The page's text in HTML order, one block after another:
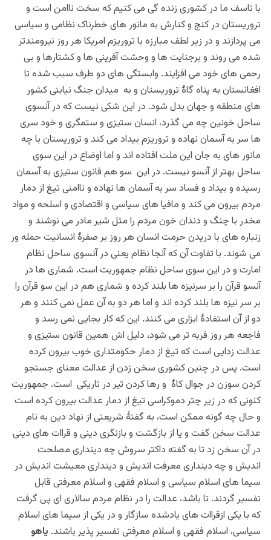
با تاسف ما در کشوری زنده گی می کنیم که سخت ناامن است و
تروریستان در کنج و کنارش به مانور های خطرناک نظامی و سیاسی
می پردازند و در زیر لطف مبارزه با تروریزم امریکا هر روز نیرومندتر
شده می روند و برجنایت ها و وحشت آفرینی ها و کشتارها و بی
رحمی های خود می افزایند. وابستگی های دو طرف سبب شده تا
افغانستان به پناه گاۀ تروریستان و به میدان جنگ نیابتی کشور
های منطقه و جهان بدل شود. در این شکی نیست که در آنسوی
ساحل خونین چه می گذرد، انسان ستیزی و ستمگری و خود سری
ها سر به آسمان نهاده و تروریزم بیداد می کند و تروریستان با چه
مانور های به جان این ملت افتاده اند و اما اوضاع در این سوی
ساحل بهتر از آنسو نیست. در این سو هم قانون ستیزی به آسمان
رسیده و بیداد و فساد سر به آسمان ها نهاده و ناامنی تیغ از دمار
مردم بیرون می کند و مافیا های سیاسی و اقتصادی و اسلحه و مواد
مخدر با چنگ و دندان خون مردم را مثل شیر مادر می نوشند و
زنباره های با دریدن حرمت انسان هر روز بر صفرۀ انسانیت حمله ور
می شوند. با تفاوت آن که آنجا نظام یعنی در آنسوی ساحل نظام
امارت و در این سوی ساحل نظام جمهوریت است. شماری ها در
آنسو قرآن را بر سرنیزه ها بلند کرده و شماری هم در این سو قرآن را
بر سر نیزه ها بلند کرده اند و اما هر دو به آن عمل نمی کنند و هر
دو از آن استفادۀ ابزاری می کنند. این که کار بجایی نمی رسد و
فاجعه هر روز فربه تر می شود، دلیل اش همین قانون ستیزی و
عدالت زدایی است که تیغ از دمار حکومتداری خوب بیرون کرده
است. پس در چنین کشوری سخن زدن از عدالت معنای جستجو
کردن سوزن در جوال کاۀ و رها کردن تیر در تاریکی است. جمهوریت
کنونی که در زیر چتر دموکراسی تیغ از دمار عدالت بیرون کرده است
و حال چه گونه ممکن است، به گفتۀ شریعتی از نهاد دین به نام
عدالت سخن گفت و یا از بازگشت و بازنگری دینی و قراات های دینی
در آن سخن زد تا به گفته داکتر سروش چه دینداری مصلحت
اندیش و چه دینداری معرفت اندیش و دینداری معیشت اندیش در
سیما های اسلام سیاسی و اسلام فقهی و اسلام معرفتی قابل
تفسیر گردند. تا باشد، عدالت را در نظام مردم سالاری ای پی گرفت
که با یکی ازقراات های یادشده سازگار و در یکی از سیما های اسلام
سیاسی، اسلام فقهی و اسلام معرفتی تفسیر پذیر باشند. یاهو